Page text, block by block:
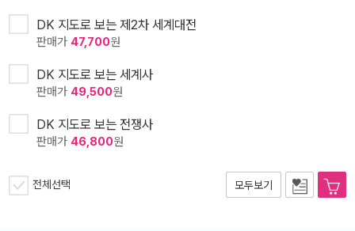
DK 지도로 보는 제2차 세계대전
판매가 47,700원
DK 지도로 보는 세계사
판매가 49,500원
DK 지도로 보는 전쟁사
판매가 46,800원
전체선택 모두보기